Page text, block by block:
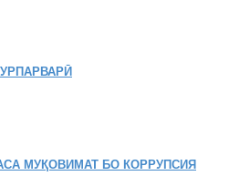
МУҚОВИМАТ БО КОРРУПСИЯ